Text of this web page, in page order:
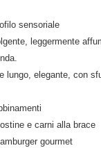
sensoriale
leggermente
lungo, elegante, con
e carni alla brace
gourmet